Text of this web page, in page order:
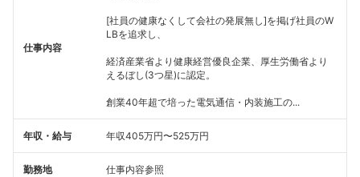
仕事内容
[社員の健康なくして会社の発展無し]を掲げ社員のW
LBを追求し、
経済産業省より健康経営優良企業、厚生労働省より
えるぼし(3つ星)に認定。
創業40年超で培った電気通信・内装施工の...
年収・給与 年収405万円〜525万円
勤務地 仕事内容参照